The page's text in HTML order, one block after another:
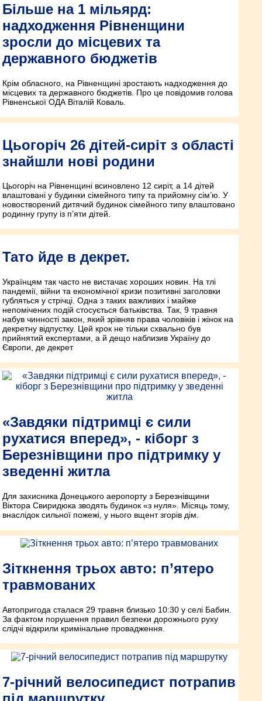
Більше на 1 мільярд:
надходження Рівненщини
зросли до місцевих та
державного бюджетів
Крім обласного, на Рівненщині зростають надходження до
місцевих та державного бюджетів. Про це повідомив голова
Рівненської ОДА Віталій Коваль.
Цьогоріч 26 дітей-сиріт з області
знайшли нові родини
Цьогоріч на Рівненщині всиновлено 12 сиріт, а 14 дітей
влаштовані у будинки сімейного типу та прийомну сім’ю. У
новостворений дитячий будинок сімейного типу влаштовано
родинну групу із п’яти дітей.
Тато йде в декрет.
Українцям так часто не вистачає хороших новин. На тлі
пандемії, війни та економічної кризи позитивні заголовки
губляться у стрічці. Одна з таких важливих і майже
непомічених подій стосується батьківства. Так, 9 травня
набув чинності закон, який зрівняв права чоловіків і жінок на
декретну відпустку. Цей крок не тільки схвально був
прийнятий експертами, а й дещо наблизив Україну до
Європи, де декрет
«Завдяки підтримці є сили
рухатися вперед», - кіборг з
Березнівщини про підтримку у
зведенні житла
Для захисника Донецького аеропорту з Березнівщини
Віктора Свиридюка зводять будинок «з нуля». Місяць тому,
внаслідок сильної пожежі, у нього вщент згорів дім.
Зіткнення трьох авто: п’ятеро
травмованих
Автопригода сталася 29 травня близько 10:30 у селі Бабин.
За фактом порушення правил безпеки дорожнього руху
слідчі відкрили кримінальне провадження.
7-річний велосипедист потрапив